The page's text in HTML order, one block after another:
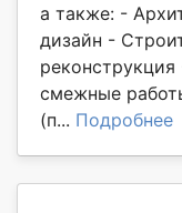
а также: -
дизайн -
смежные
(п... Подробнее